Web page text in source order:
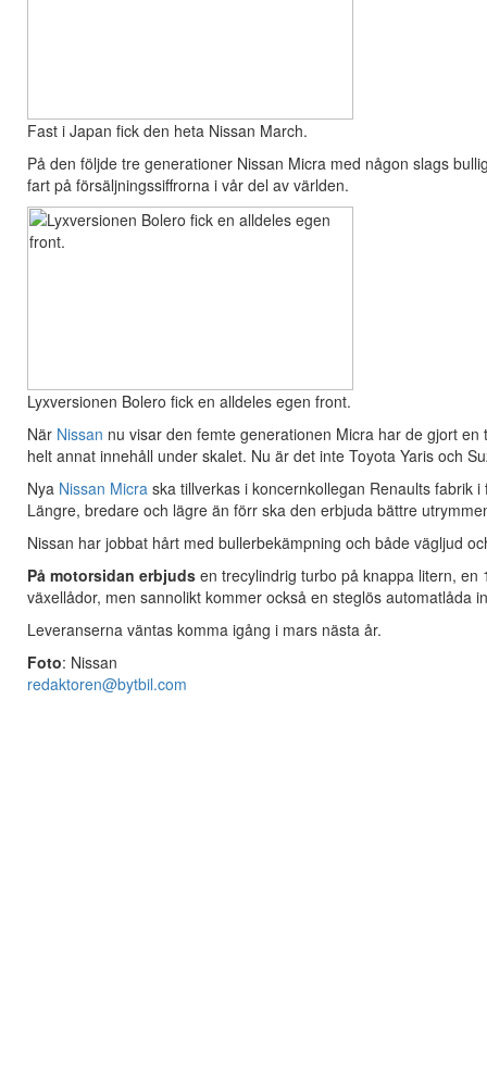
Fast i Japan fick den heta Nissan March.
På den följde tre generationer Nissan Micra med någon slags
fart på försäljningssiffrorna i vår del av världen.
Lyxversionen Bolero fick en alldeles egen front.
När Nissan nu visar den femte generationen Micra har de gjort
helt annat innehåll under skalet. Nu är det inte Toyota Yaris och
Nya Nissan Micra ska tillverkas i koncernkollegan Renaults fabrik
Längre, bredare och lägre än förr ska den erbjuda bättre
Nissan har jobbat hårt med bullerbekämpning och både vägljud
På motorsidan erbjuds en trecylindrig turbo på knappa litern,
växellådor, men sannolikt kommer också en steglös automatlåda
Leveranserna väntas komma igång i mars nästa år.
Foto: Nissan
redaktoren@bytbil.com